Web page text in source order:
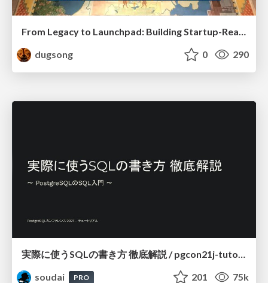
dugsong
0 290
実際に使うSQLの書き方 徹底解説 / pgcon21j-tutorial
soudai
PRO 201 75k